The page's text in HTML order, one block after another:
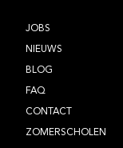
JOBS
NIEUWS
BLOG
FAQ
CONTACT
ZOMERSCHOLEN